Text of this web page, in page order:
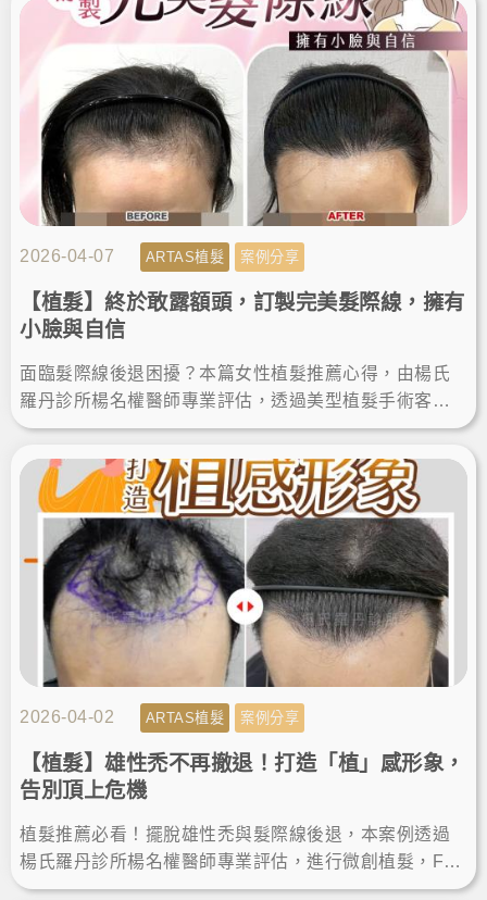
2026-04-07 ARTAS植髮 案例分享
【植髮】終於敢露額頭，訂製完美髮際線，擁有
小臉與自信
面臨髮際線後退困擾？本篇女性植髮推薦心得，由楊氏
羅丹診所楊名權醫師專業評估，透過美型植髮手術客製
化設計髮際線，順利改善高額頭植髮需求。術後找回自
然髮量與自信！
2026-04-02 ARTAS植髮 案例分享
【植髮】雄性禿不再撤退！打造「植」感形象，
告別頂上危機
植髮推薦必看！擺脫雄性禿與髮際線後退，本案例透過
楊氏羅丹診所楊名權醫師專業評估，進行微創植髮，FU
E植髮恢復期快，術後順利告別落髮空洞，重獲自然濃密